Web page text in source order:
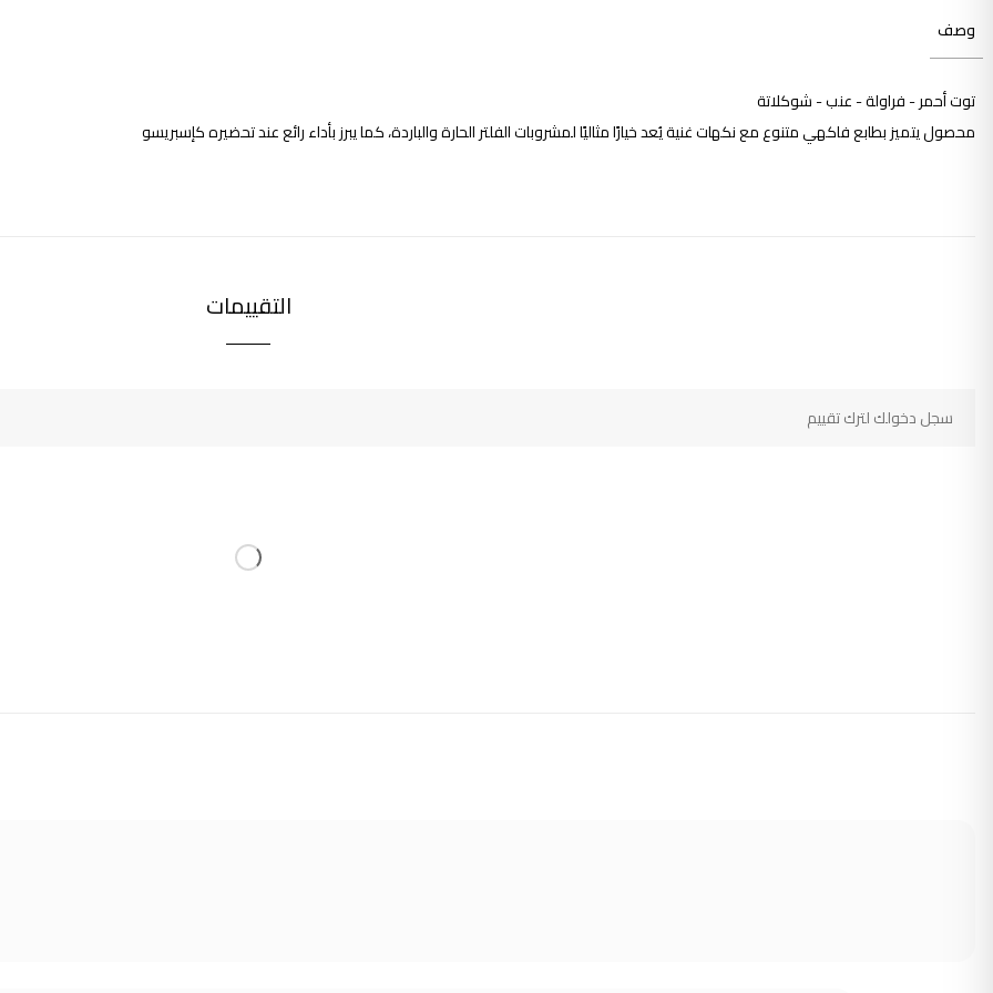
وصف
توت أحمر - فراولة - عنب - شوكلاتة
محصول يتميز بطابع فاكهي متنوع مع نكهات غنية يُعد خيارًا مثاليًا لمشروبات الفلتر الحارة والباردة، كما يبرز بأداء رائع عند تحضيره كإسبريسو
التقييمات
سجل دخولك لترك تقييم